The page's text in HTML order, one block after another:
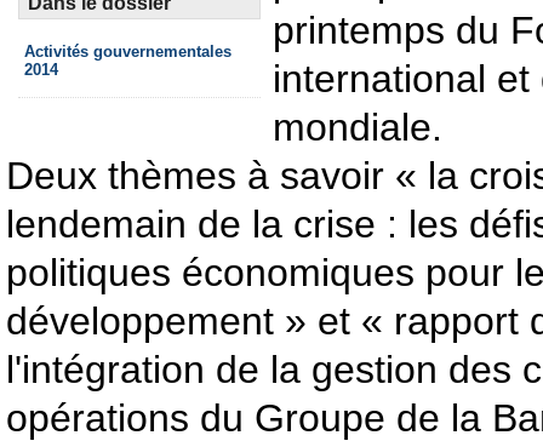
Activités gouvernementales
2014
printemps du
international
mondiale.
Deux thèmes à savoir « la
lendemain de la crise : les
politiques économiques pour
développement » et « rapport
l'intégration de la gestion des
opérations du Groupe de la